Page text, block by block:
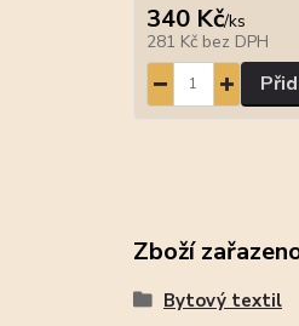
340 Kč/ks
281 Kč bez DPH
Zboží
Bytový textil